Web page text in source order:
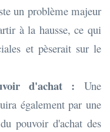
un problème majeur
à la hausse, ce qui
et pèserait sur le
d'achat : Une
également par une
pouvoir d'achat des